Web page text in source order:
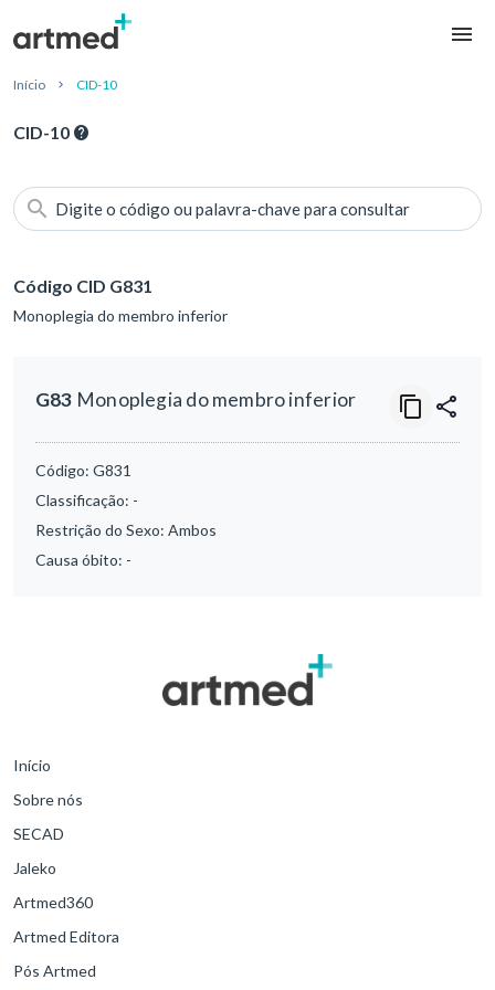
Início CID-10
CID-10
Digite o código ou palavra-chave para consultar
Código CID G831
Monoplegia do membro inferior
G83 Monoplegia do membro inferior
Código: G831
Classificação: -
Restrição do Sexo: Ambos
Causa óbito: -
Início
Sobre nós
SECAD
Jaleko
Artmed360
Artmed Editora
Pós Artmed